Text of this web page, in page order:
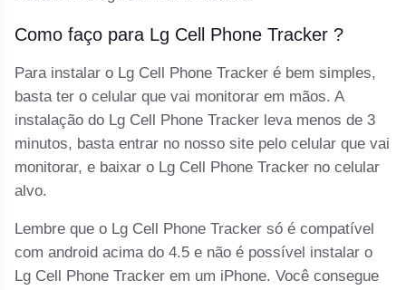
Como faço para Lg Cell Phone Tracker ?
Para instalar o Lg Cell Phone Tracker é bem simples,
basta ter o celular que vai monitorar em mãos. A
instalação do Lg Cell Phone Tracker leva menos de 3
minutos, basta entrar no nosso site pelo celular que vai
monitorar, e baixar o Lg Cell Phone Tracker no celular
alvo.
Lembre que o Lg Cell Phone Tracker só é compatível
com android acima do 4.5 e não é possível instalar o
Lg Cell Phone Tracker em um iPhone. Você consegue